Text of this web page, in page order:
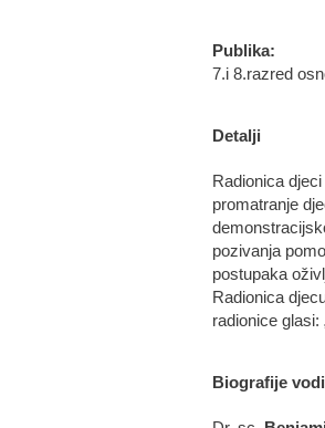
Publika:
7.i 8.razred
Detalji
Radionica
promatranje
pozivanja
postupaka
Radionica
radionice glasi:
Biografije